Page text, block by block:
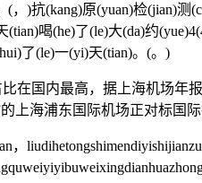
(kang)原(yuan)检(jian)测(ce)
喝(he)了(le)大(da)约
了(le)一(yi)天(tian)。(。)
国内最高，据上海机场年报
上海浦东国际机场正对标国